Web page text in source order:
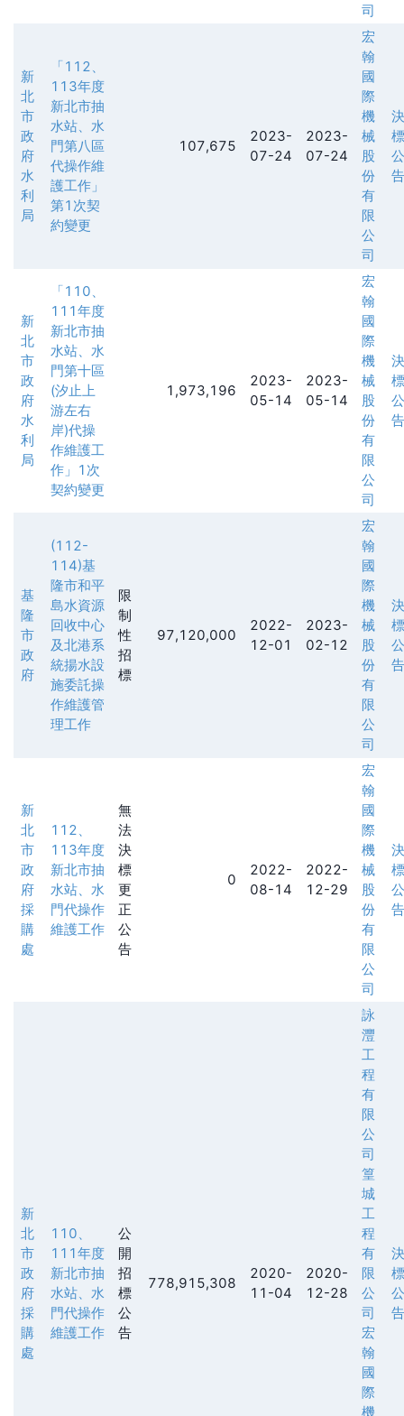
司
新
北
市
政
府
水
利
局
「112、
113年度
新北市抽
水站、水
門第八區
代操作維
護工作」
第1次契
約變更
107,675
2023-
07-24
2023-
07-24
宏
翰
國
際
機
械
股
份
有
限
公
司
決
標
公
告
新
北
市
政
府
水
利
局
「110、
111年度
新北市抽
水站、水
門第十區
(汐止上
游左右
岸)代操
作維護工
作」1次
契約變更
1,973,196
2023-
05-14
2023-
05-14
宏
翰
國
際
機
械
股
份
有
限
公
司
決
標
公
告
基
隆
市
政
府
(112-
114)基
隆市和平
島水資源
回收中心
及北港系
統揚水設
施委託操
作維護管
理工作
限
制
性
招
標
97,120,000
2022-
12-01
2023-
02-12
宏
翰
國
際
機
械
股
份
有
限
公
司
決
標
公
告
新
北
市
政
府
採
購
處
112、
113年度
新北市抽
水站、水
門代操作
維護工作
無
法
決
標
更
正
公
告
0
2022-
08-14
2022-
12-29
宏
翰
國
際
機
械
股
份
有
限
公
司
決
標
公
告
新
北
市
政
府
採
購
處
110、
111年度
新北市抽
水站、水
門代操作
維護工作
公
開
招
標
公
告
778,915,308
2020-
11-04
2020-
12-28
詠
灃
工
程
有
限
公
司
篁
城
工
程
有
限
公
司
宏
翰
國
際
機
決
標
公
告